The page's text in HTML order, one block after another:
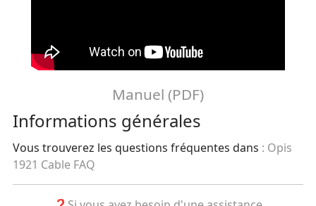
Manuel (PDF)
Informations générales
Vous trouverez les questions fréquentes dans : Opis
1921 Cable FAQ